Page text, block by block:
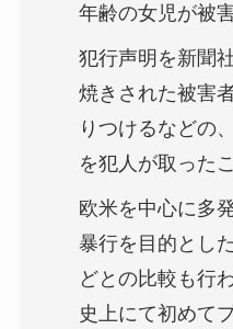
年齢の女児が被
犯行声明を新聞
焼きされた被害
りつけるなどの
を犯人が取った
欧米を中心に多
暴行を目的とし
どとの比較も行
史上にて初めて